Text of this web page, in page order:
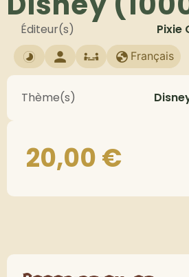
Éditeur(s) Pixie
Français
Thème(s)
20,00€